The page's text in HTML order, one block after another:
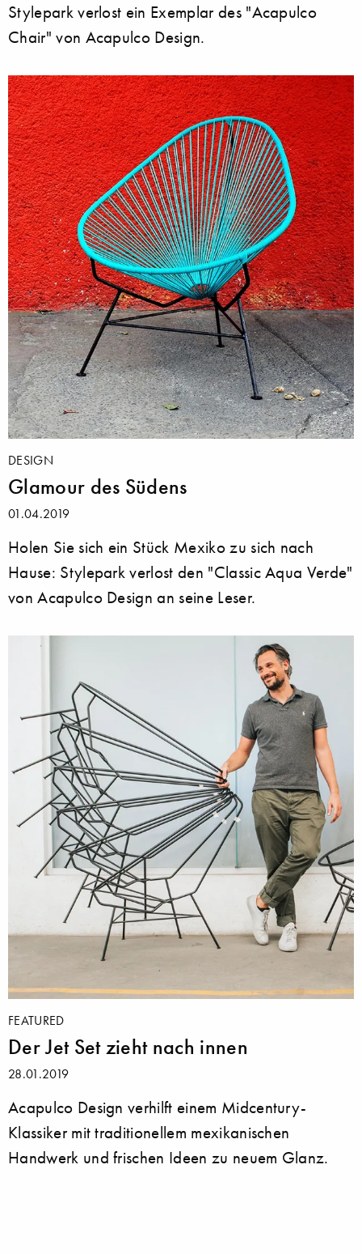
Stylepark verlost ein Exemplar des "Acapulco
Chair" von Acapulco Design.
DESIGN
Glamour des Südens
01.04.2019
Holen Sie sich ein Stück Mexiko zu sich nach
Hause: Stylepark verlost den "Classic Aqua Verde"
von Acapulco Design an seine Leser.
FEATURED
Der Jet Set zieht nach innen
28.01.2019
Acapulco Design verhilft einem Midcentury-
Klassiker mit traditionellem mexikanischen
Handwerk und frischen Ideen zu neuem Glanz.